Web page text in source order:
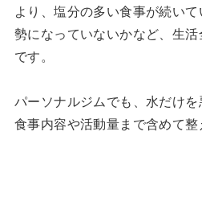
より、塩分の多い食事が続い
勢になっていないかなど、生
です。
パーソナルジムでも、水だけを
食事内容や活動量まで含めて整